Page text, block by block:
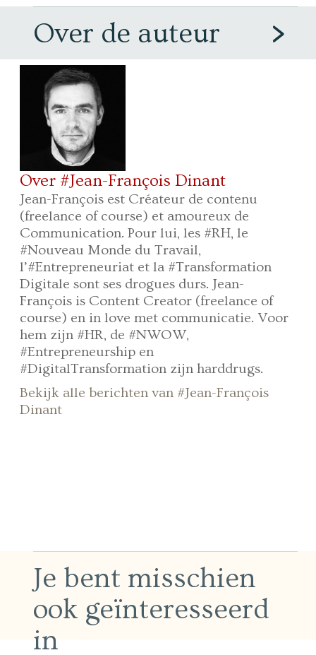
Over de auteur
Over #Jean-François Dinant
Jean-François est Créateur de contenu
(freelance of course) et amoureux de
Communication. Pour lui, les #RH, le
#Nouveau Monde du Travail,
l’#Entrepreneuriat et la #Transformation
Digitale sont ses drogues durs. Jean-
François is Content Creator (freelance of
course) en in love met communicatie. Voor
hem zijn #HR, de #NWOW,
#Entrepreneurship en
#DigitalTransformation zijn harddrugs.
Bekijk alle berichten van #Jean-François
Dinant
Je bent misschien
ook geïnteresseerd
in